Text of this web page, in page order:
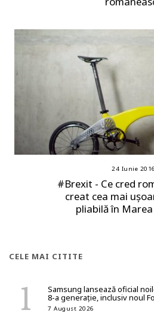
24 Iunie 2016
#Brexit - Ce cred
creat cea mai
pliabilă în
CELE MAI CITITE
Samsung lansează oficial
8-a generație, inclusiv noul
7 August 2026